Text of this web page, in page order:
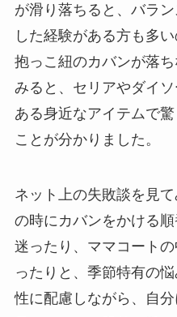
が滑り落ちると、バラ
した経験がある方も多
抱っこ紐のカバンが落
みると、セリアやダイ
ある身近なアイテムで
ことが分かりました。
ネット上の失敗談を見
の時にカバンをかける
迷ったり、ママコート
ったりと、季節特有の
性に配慮しながら、自